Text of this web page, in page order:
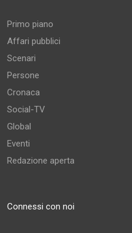
Primo piano
Affari pubblici
Scenari
Persone
Cronaca
Social-TV
Global
Eventi
Redazione aperta
Connessi con noi